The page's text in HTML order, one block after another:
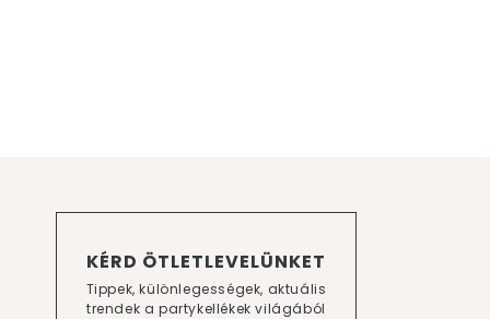
KÉRD ÖTLETLEVELÜNKET
Tippek, különlegességek, aktuális
trendek a partykellékek világából